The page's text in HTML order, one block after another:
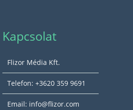
Kapcsolat
Flizor Média Kft.
Telefon: +3620 359 9691
Email: info@flizor.com